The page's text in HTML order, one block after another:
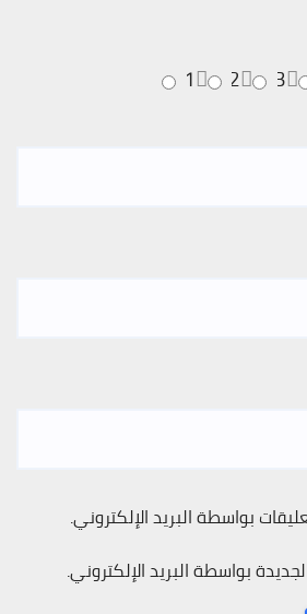
3
2
1
بواسطة البريد الإلكتروني.
بواسطة البريد الإلكتروني.